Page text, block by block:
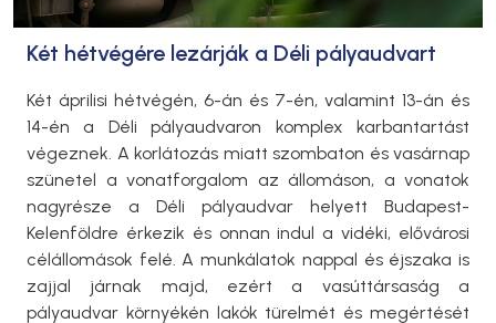
Két hétvégére lezárják a Déli pályaudvart
Két áprilisi hétvégén, 6-án és 7-én, valamint 13-án és
14-én a Déli pályaudvaron komplex karbantartást
végeznek. A korlátozás miatt szombaton és vasárnap
szünetel a vonatforgalom az állomáson, a vonatok
nagyrésze a Déli pályaudvar helyett Budapest-
Kelenföldre érkezik és onnan indul a vidéki, elővárosi
célállomások felé. A munkálatok nappal és éjszaka is
zajjal járnak majd, ezért a vasúttársaság a
pályaudvar környékén lakók türelmét és megértését